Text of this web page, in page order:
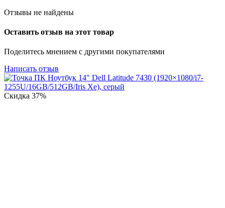
Отзывы не найдены
Оставить отзыв на этот товар
Поделитесь мнением с другими покупателями
Написать отзыв
Скидка 37%